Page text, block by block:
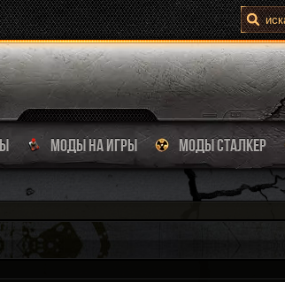
МОДЫ НА ИГРЫ МОДЫ СТАЛКЕР